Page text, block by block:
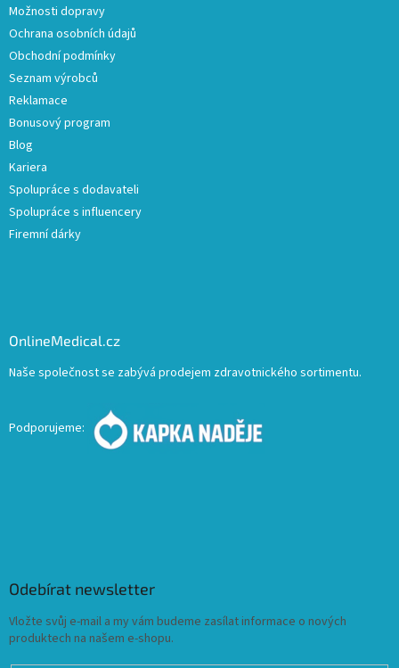
Možnosti dopravy
Ochrana osobních údajů
Obchodní podmínky
Seznam výrobců
Reklamace
Bonusový program
Blog
Kariera
Spolupráce s dodavateli
Spolupráce s influencery
Firemní dárky
OnlineMedical.cz
Naše společnost se zabývá prodejem zdravotnického sortimentu.
Podporujeme:
Odebírat newsletter
Vložte svůj e-mail a my vám budeme zasílat informace o nových
produktech na našem e-shopu.